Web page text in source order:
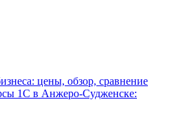
цены, обзор, сравнение
1С в Анжеро-Судженске: